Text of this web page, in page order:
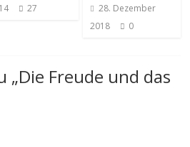
27
28. Dezember
2018
0
„Die Freude und das